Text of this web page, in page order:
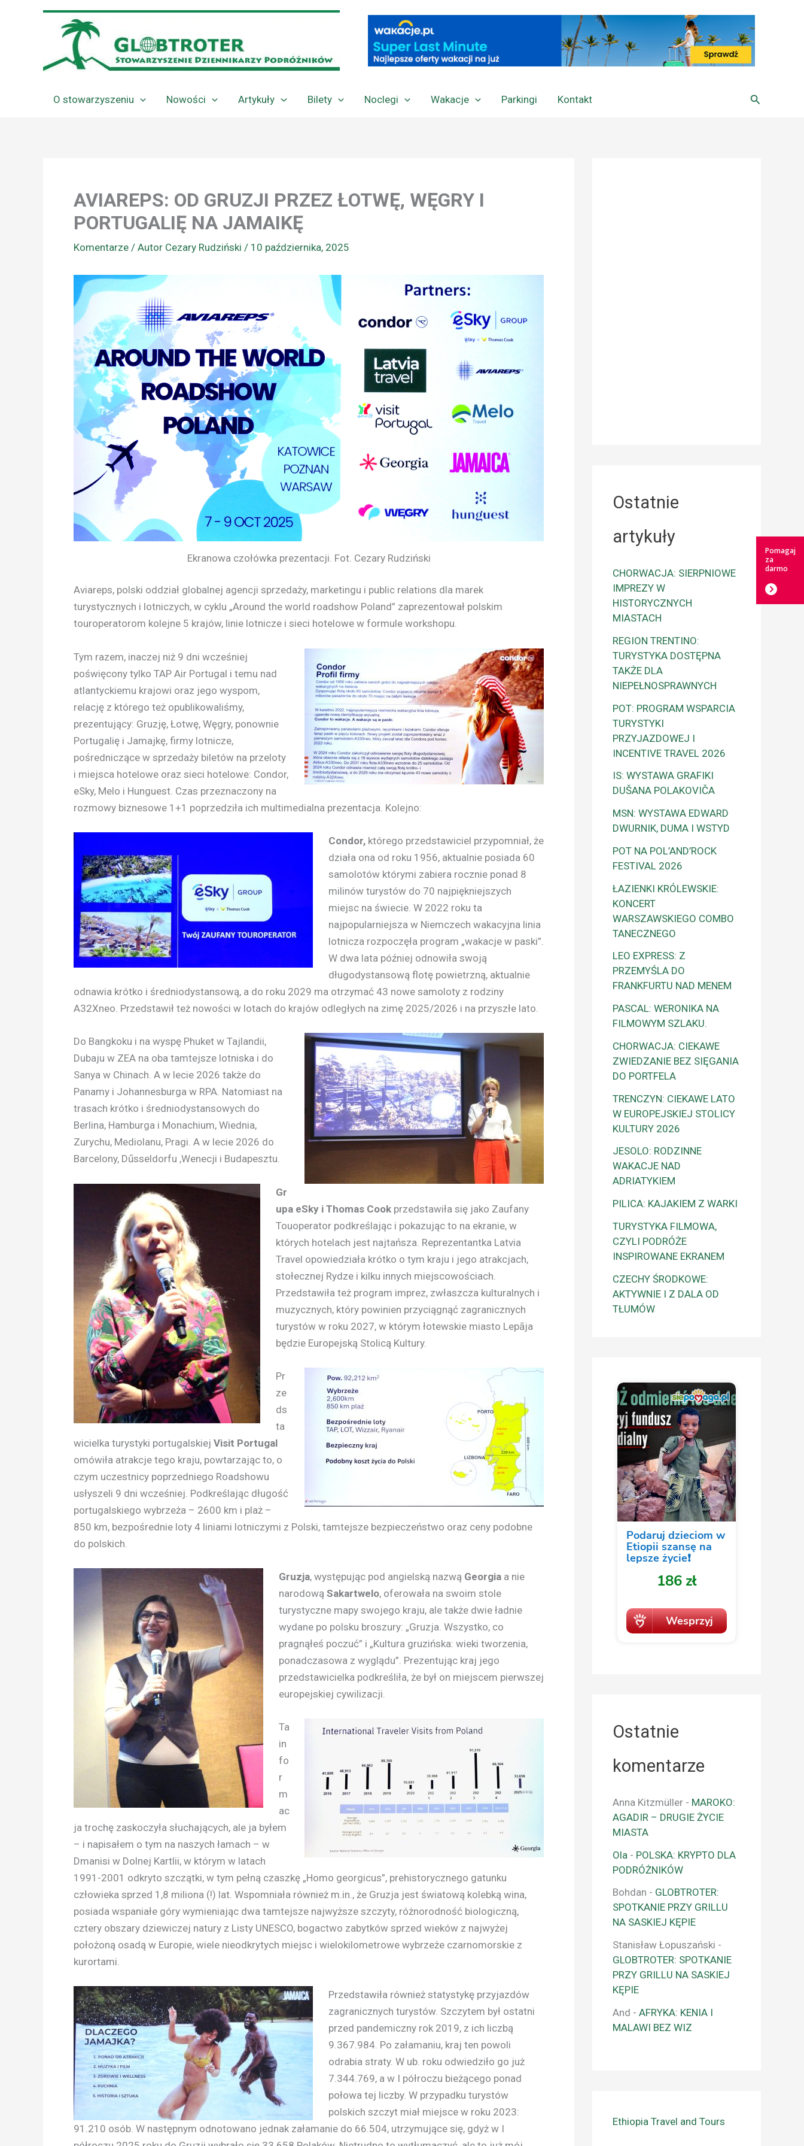
O stowarzyszeniu Nowości Artykuły Bilety Noclegi Wakacje Parkingi Kontakt Szukaj
AVIAREPS: OD GRUZJI PRZEZ ŁOTWĘ, WĘGRY I
PORTUGALIĘ NA JAMAIKĘ
Komentarze / Autor Cezary Rudziński / 10 października, 2025
Ekranowa czołówka prezentacji. Fot. Cezary Rudziński
Aviareps, polski oddział globalnej agencji sprzedaży, marketingu i public relations dla marek
turystycznych i lotniczych, w cyklu „Around the world roadshow Poland” zaprezentował polskim
touroperatorom kolejne 5 krajów, linie lotnicze i sieci hotelowe w formule workshopu.
Tym razem, inaczej niż 9 dni wcześniej
poświęcony tylko TAP Air Portugal i temu nad
atlantyckiemu krajowi oraz jego wyspom,
relację z którego też opublikowaliśmy,
prezentujący: Gruzję, Łotwę, Węgry, ponownie
Portugalię i Jamajkę, firmy lotnicze,
pośredniczące w sprzedaży biletów na przeloty
i miejsca hotelowe oraz sieci hotelowe: Condor,
eSky, Melo i Hunguest. Czas przeznaczony na
rozmowy biznesowe 1+1 poprzedziła ich multimedialna prezentacja. Kolejno:
Condor,którego przedstawiciel przypomniał, że
działa ona od roku 1956, aktualnie posiada 60
samolotów którymi zabiera rocznie ponad 8
milinów turystów do 70 najpiękniejszych
miejsc na świecie. W 2022 roku ta
najpopularniejsza w Niemczech wakacyjna linia
lotnicza rozpoczęła program „wakacje w paski”.
W dwa lata później odnowiła swoją
długodystansową flotę powietrzną, aktualnie
odnawia krótko i średniodystansową, a do roku 2029 ma otrzymać 43 nowe samoloty z rodziny
A32Xneo. Przedstawił też nowości w lotach do krajów odległych na zimę 2025/2026 i na przyszłe lato.
Do Bangkoku i na wyspę Phuket w Tajlandii,
Dubaju w ZEA na oba tamtejsze lotniska i do
Sanya w Chinach. A w lecie 2026 także do
Panamy i Johannesburga w RPA. Natomiast na
trasach krótko i średniodystansowych do
Berlina, Hamburga i Monachium, Wiednia,
Zurychu, Mediolanu, Pragi. A w lecie 2026 do
Barcelony, Dűsseldorfu ,Wenecji i Budapesztu.
Gr
upa eSky i Thomas Cookprzedstawiła się jako Zaufany
Touoperator podkreślając i pokazując to na ekranie, w
których hotelach jest najtańsza. Reprezentantka Latvia
Travel opowiedziała krótko o tym kraju i jego atrakcjach,
stołecznej Rydze i kilku innych miejscowościach.
Przedstawiła też program imprez, zwłaszcza kulturalnych i
muzycznych, który powinien przyciągnąć zagranicznych
turystów w roku 2027, w którym łotewskie miasto Lepāja
będzie Europejską Stolicą Kultury.
Pr
ze
ds
ta
wicielka turystyki portugalskiej Visit Portugal
omówiła atrakcje tego kraju, powtarzając to, o
czym uczestnicy poprzedniego Roadshowu
usłyszeli 9 dni wcześniej. Podkreślając długość
portugalskiego wybrzeża – 2600 km i plaż –
850 km, bezpośrednie loty 4 liniami lotniczymi z Polski, tamtejsze bezpieczeństwo oraz ceny podobne
do polskich.
Gruzja, występując pod angielską nazwąGeorgiaa nie
narodową Sakartwelo, oferowała na swoim stole
turystyczne mapy swojego kraju, ale także dwie ładnie
wydane po polsku broszury: „Gruzja. Wszystko, co
pragnąłeś poczuć” i „Kultura gruzińska: wieki tworzenia,
ponadczasowa z wyglądu”. Prezentując kraj jego
przedstawicielka podkreśliła, że był on miejscem pierwszej
europejskiej cywilizacji.
Ta
in
fo
r
m
ac
ja trochę zaskoczyła słuchających, ale ja byłem
– i napisałem o tym na naszych łamach – w
Dmanisi w Dolnej Kartlii, w którym w latach
1991-2001 odkryto szczątki, w tym pełną czaszkę „Homo georgicus”, prehistorycznego gatunku
człowieka sprzed 1,8 miliona (!) lat. Wspomniała również m.in., że Gruzja jest światową kolebką wina,
posiada wspaniałe góry wymieniając dwa tamtejsze najwyższe szczyty, różnorodność biologiczną,
cztery obszary dziewiczej natury z Listy UNESCO, bogactwo zabytków sprzed wieków z najwyżej
położoną osadą w Europie, wiele nieodkrytych miejsc i wielokilometrowe wybrzeże czarnomorskie z
kurortami.
Przedstawiła również statystykę przyjazdów
zagranicznych turystów. Szczytem był ostatni
przed pandemiczny rok 2019, z ich liczbą
9.367.984. Po załamaniu, kraj ten powoli
odrabia straty. W ub. roku odwiedziło go już
7.344.769, a w I półroczu bieżącego ponad
połowa tej liczby. W przypadku turystów
polskich szczyt miał miejsce w roku 2023:
91.210 osób. W następnym odnotowano jednak załamanie do 66.504, utrzymujące się, gdyż w I
Ostatnie
artykuły
CHORWACJA: SIERPNIOWE
IMPREZY W
HISTORYCZNYCH
MIASTACH
REGION TRENTINO:
TURYSTYKA DOSTĘPNA
TAKŻE DLA
NIEPEŁNOSPRAWNYCH
POT: PROGRAM WSPARCIA
TURYSTYKI
PRZYJAZDOWEJ I
INCENTIVE TRAVEL 2026
IS: WYSTAWA GRAFIKI
DUŠANA POLAKOVIČA
MSN: WYSTAWA EDWARD
DWURNIK, DUMA I WSTYD
POT NA POL’AND’ROCK
FESTIVAL 2026
ŁAZIENKI KRÓLEWSKIE:
KONCERT
WARSZAWSKIEGO COMBO
TANECZNEGO
LEO EXPRESS: Z
PRZEMYŚLA DO
FRANKFURTU NAD MENEM
PASCAL: WERONIKA NA
FILMOWYM SZLAKU.
CHORWACJA: CIEKAWE
ZWIEDZANIE BEZ SIĘGANIA
DO PORTFELA
TRENCZYN: CIEKAWE LATO
W EUROPEJSKIEJ STOLICY
KULTURY 2026
JESOLO: RODZINNE
WAKACJE NAD
ADRIATYKIEM
PILICA: KAJAKIEM Z WARKI
TURYSTYKA FILMOWA,
CZYLI PODRÓŻE
INSPIROWANE EKRANEM
CZECHY ŚRODKOWE:
AKTYWNIE I Z DALA OD
TŁUMÓW
Ostatnie
komentarze
Anna Kitzmüller - MAROKO:
AGADIR – DRUGIE ŻYCIE
MIASTA
Ola - POLSKA: KRYPTO DLA
PODRÓŻNIKÓW
Bohdan - GLOBTROTER:
SPOTKANIE PRZY GRILLU
NA SASKIEJ KĘPIE
Stanisław Łopuszański -
GLOBTROTER: SPOTKANIE
PRZY GRILLU NA SASKIEJ
KĘPIE
And - AFRYKA: KENIA I
MALAWI BEZ WIZ
Ethiopia Travel and Tours
Pomagaj
za
darmo